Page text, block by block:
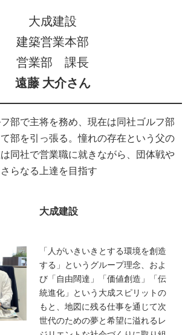
大成建設
建築営業本部
営業部 課長
遠藤 大介さん
部で主将を務め、現在は同社ゴルフ部
部を引っ張る。憧れの存在という父の
同社で営業職に就きながら、団体戦や
らなる上達を目指す
大成建設
「人がいきいきとする環境を創造
する」というグループ理念、およ
び「自由闊達」「価値創造」「伝
統進化」という大成スピリットの
もと、地図に残る仕事を通じて次
世代のための夢と希望に溢れるレ